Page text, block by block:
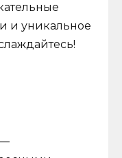
и уникальное
—